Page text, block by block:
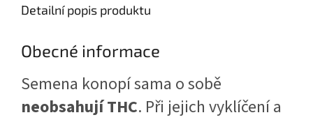
Detailní popis produktu
Obecné informace
Semena konopí sama o sobě
neobsahují THC. Při jejich vyklíčení a